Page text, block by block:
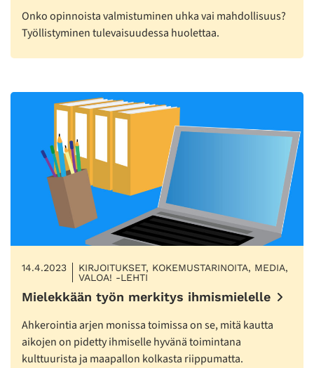
Onko opinnoista valmistuminen uhka vai mahdollisuus?
Työllistyminen tulevaisuudessa huolettaa.
14.4.2023
KIRJOITUKSET, KOKEMUSTARINOITA, MEDIA,
VALOA! -LEHTI
Mielekkään työn merkitys ihmismielelle
Ahkerointia arjen monissa toimissa on se, mitä kautta
aikojen on pidetty ihmiselle hyvänä toimintana
kulttuurista ja maapallon kolkasta riippumatta.